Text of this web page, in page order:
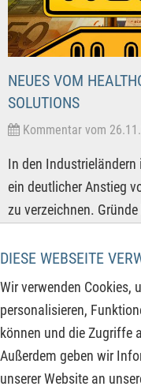
DIESE WEBSEITE
Wir verwenden Cookies,
personalisieren,
können und die Zugriffe
Außerdem geben wir
unserer Website an
NEUES VOM
SOLUTIONS
Kommentar vom
In den
ein deutlicher Anstieg
zu verzeichnen.
Konservierungs- und
Lebensmitteln,
verbesserte
den chronisch-
Multiple Sklerose
fälschlicherweise das